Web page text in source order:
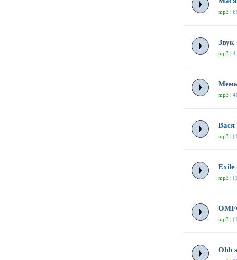
mp3 |
Звук
mp3 |
Мемы
mp3 |
Вася
mp3 |
Exile
mp3 |
mp3 |
Ohh